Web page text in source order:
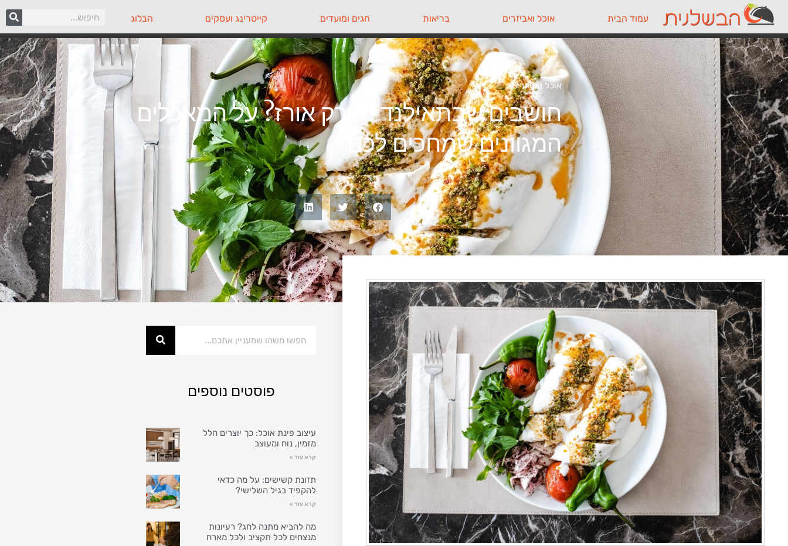
עמוד הבית אוכל ואביזרים בריאות חגים ומועדים קייטרינג ועסקים הבלוג
אוכל ואביזרים
חושבים שבתאילנד יש רק אורז? על המאכלים
המגוונים שמחכים לכם
פוסטים נוספים
עיצוב פינת אוכל: כך יוצרים חלל
מזמין, נוח ומעוצב
קרא עוד »
תזונת קשישים: על מה כדאי
להקפיד בגיל השלישי?
קרא עוד »
מה להביא מתנה לחג? רעיונות
מנצחים לכל תקציב ולכל מארח